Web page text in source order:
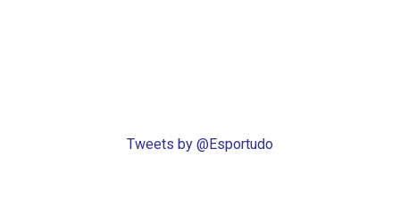
Tweets by @Esportudo